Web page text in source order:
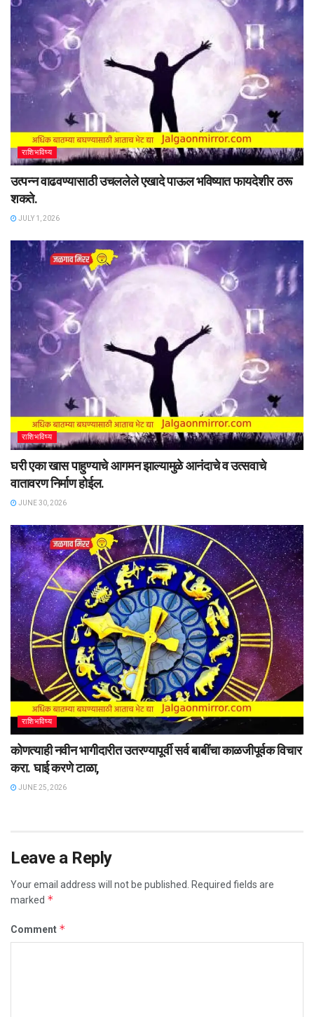
राशिभविष्य
उत्पन्न वाढवण्यासाठी उचललेले एखादे पाऊल भविष्यात फायदेशीर ठरू
शकते.
JULY 1, 2026
राशिभविष्य
घरी एका खास पाहुण्याचे आगमन झाल्यामुळे आनंदाचे व उत्सवाचे
वातावरण निर्माण होईल.
JUNE 30, 2026
राशिभविष्य
कोणत्याही नवीन भागीदारीत उतरण्यापूर्वी सर्व बाबींचा काळजीपूर्वक विचार
करा. घाई करणे टाळा,
JUNE 25, 2026
Leave a Reply
Your email address will not be published.
Required fields are
marked *
Comment *